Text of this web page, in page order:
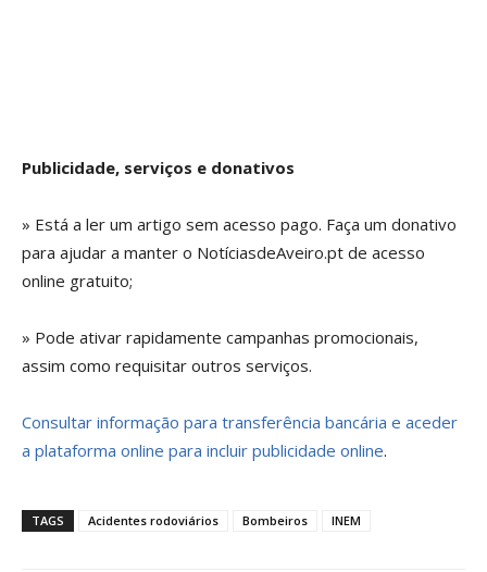
Publicidade, serviços e donativos
» Está a ler um artigo sem acesso pago. Faça um donativo
para ajudar a manter o NotíciasdeAveiro.pt de acesso
online gratuito;
» Pode ativar rapidamente campanhas promocionais,
assim como requisitar outros serviços.
Consultar informação para transferência bancária e aceder
a plataforma online para incluir publicidade online.
TAGS Acidentes rodoviários Bombeiros INEM